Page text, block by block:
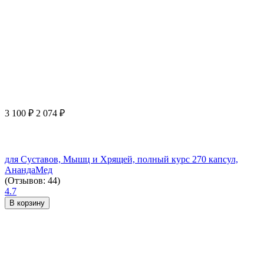
3 100 ₽ 2 074 ₽
для Суставов, Мышц и Хрящей, полный курс 270 капсул,
АнандаМед
(Отзывов: 44)
4.7
В корзину